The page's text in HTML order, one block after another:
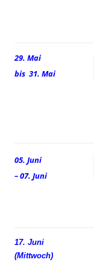
29. Mai
bis 31. Mai
05. Juni
– 07. Juni
17. Juni
(Mittwoch)